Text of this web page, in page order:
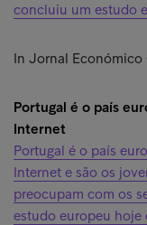
concluiu um estudo
In Jornal
Portugal é o país
Internet
Portugal é o país
Internet e são os
preocupam com os
estudo europeu hoje